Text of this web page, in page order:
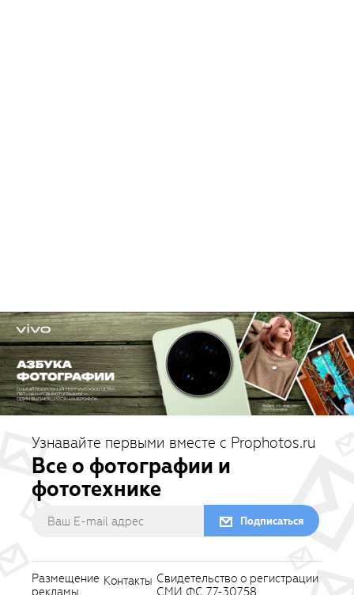
Узнавайте первыми вместе с Prophotos.ru
Все о фотографии и
фототехнике
Подписаться
Размещение Контакты Свидетельство о регистрации